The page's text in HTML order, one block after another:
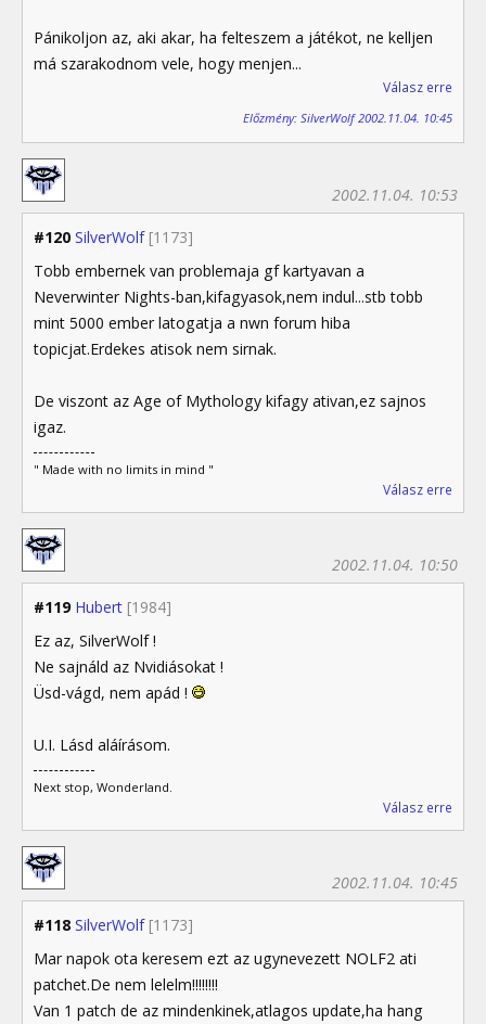
Pánikoljon az, aki akar, ha felteszem a játékot, ne kelljen
má szarakodnom vele, hogy menjen...
Válasz erre
Előzmény: SilverWolf 2002.11.04. 10:45
#120 SilverWolf [1173]
2002.11.04. 10:53
Tobb embernek van problemaja gf kartyavan a
Neverwinter Nights-ban,kifagyasok,nem indul...stb tobb
mint 5000 ember latogatja a nwn forum hiba
topicjat.Erdekes atisok nem sirnak.
De viszont az Age of Mythology kifagy ativan,ez sajnos
igaz.
" Made with no limits in mind "
Válasz erre
#119 Hubert [1984]
2002.11.04. 10:50
Ez az, SilverWolf !
Ne sajnáld az Nvidiásokat !
Üsd-vágd, nem apád !
U.I. Lásd aláírásom.
Next stop, Wonderland.
Válasz erre
#118 SilverWolf [1173]
2002.11.04. 10:45
Mar napok ota keresem ezt az ugynevezett NOLF2 ati
patchet.De nem lelelm!!!!!!!!
Van 1 patch de az mindenkinek,atlagos update,ha hang